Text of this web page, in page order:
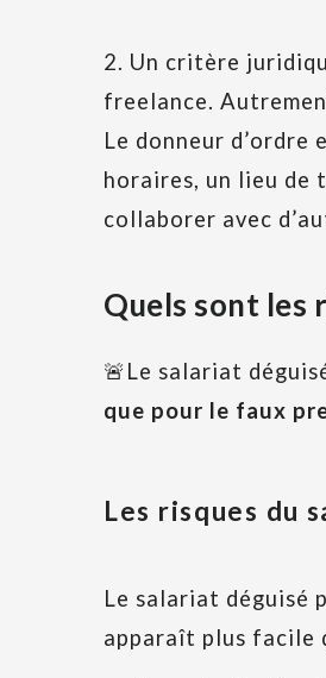
2. Un critère
freelance.
Le donneur d’ordre
horaires, un lieu de
collaborer avec
Quels sont les
🚨Le salariat
que pour le faux
Les risques du
Le salariat déguisé
apparaît plus facile